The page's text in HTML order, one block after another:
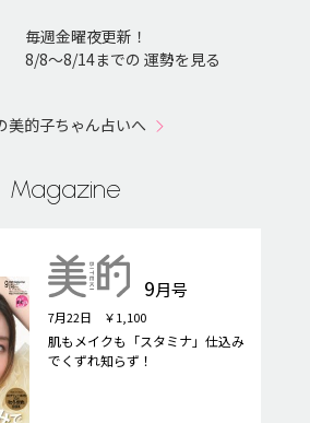
毎週金曜夜更新！
8/8〜8/14までの 運勢を見る
美的子ちゃん占いへ
Magazine
9月号
7月22日 ￥1,100
肌もメイクも「スタミナ」仕込み
でくずれ知らず！